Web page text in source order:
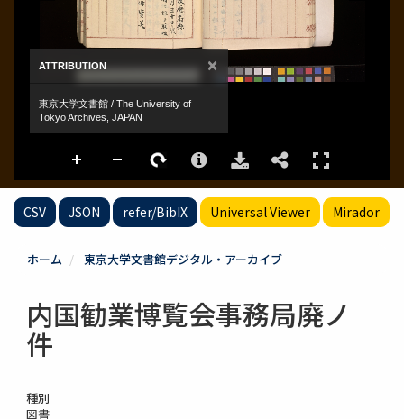
CSV JSON refer/BibIX Universal Viewer Mirador
ホーム 東京大学文書館デジタル・アーカイブ
内国勧業博覧会事務局廃ノ
件
種別
図書